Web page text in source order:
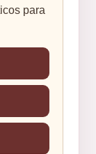
para